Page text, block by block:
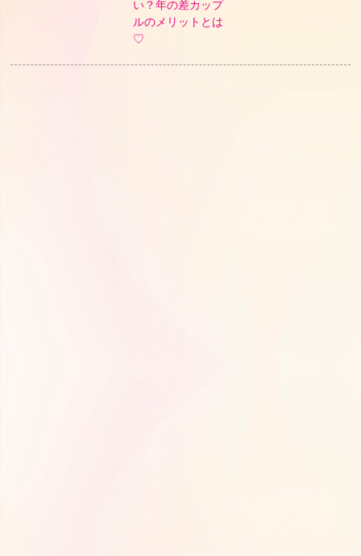
い？年の差カップ
ルのメリットとは
♡